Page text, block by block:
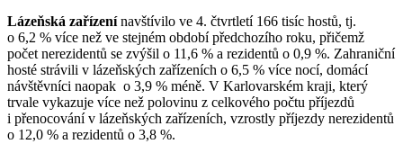
Lázeňská zařízenínavštívilo ve 4. čtvrtletí 166 tisíc hostů, tj.
o 6,2 % více než ve stejném období předchozího roku, přičemž
počet nerezidentů se zvýšil o 11,6 % a rezidentů o 0,9 %. Zahraniční
hosté strávili v lázeňských zařízeních o 6,5 % více nocí, domácí
návštěvníci naopak o 3,9 % méně. V Karlovarském kraji, který
trvale vykazuje více než polovinu z celkového počtu příjezdů
i přenocování v lázeňských zařízeních, vzrostly příjezdy nerezidentů
o 12,0 % a rezidentů o 3,8 %.